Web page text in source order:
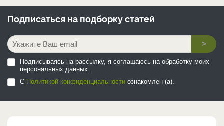
Подписаться на подборку статей
>
Подписываясь на рассылку, я соглашаюсь на обработку моих
персональных данных.
С Политикой конфиденциальности ознакомлен (а).